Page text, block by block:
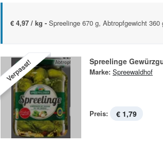
€ 4,97 / kg - Spreelinge 670 g, Abtropfgewicht 360
Verpasst! Spreelinge
Marke: Spreewaldhof
Preis: € 1,79